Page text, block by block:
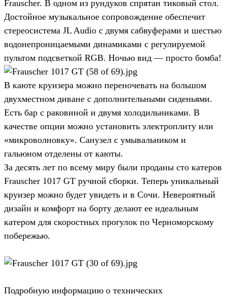
Frauscher. В одном из рундуков спрятан тиковый стол.
Достойное музыкальное сопровождение обеспечит
стереосистема JL Audio с двумя сабвуферами и шестью
водонепроницаемыми динамиками с регулируемой
пультом подсветкой RGB. Ночью вид — просто бомба!
В каюте круизера можно переночевать на большом
двухместном диване с дополнительными сиденьями.
Есть бар с раковиной и двумя холодильниками. В
качестве опции можно установить электроплиту или
«микроволновку». Санузел с умывальником и
гальюном отделены от каюты.
За десять лет по всему миру были проданы сто катеров
Frauscher 1017 GT ручной сборки. Теперь уникальный
круизер можно будет увидеть и в Сочи. Невероятный
дизайн и комфорт на борту делают ее идеальным
катером для скоростных прогулок по Черноморскому
побережью.
Подробную информацию о технических